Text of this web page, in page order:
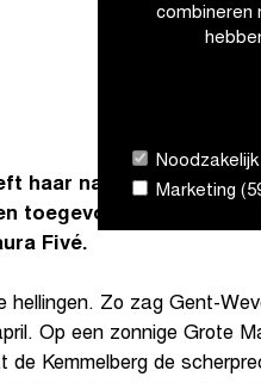
combineren
Noodzakelijk
Marketing
haar naam aan de
toegevoegd. Ze haalde
Fivé.
hellingen. Zo zag Gent-
Op een zonnige Grote
de Kemmelberg de